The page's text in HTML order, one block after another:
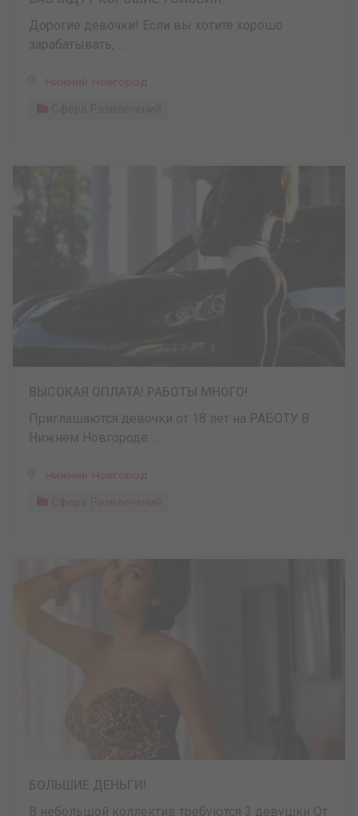
Дорогие девочки! Если вы хотите хорошо
зарабатывать, ...
Нижний Новгород
Сфера Развлечений
Приглашаются девочки от 18 лет на РАБОТУ В
Нижнем Новгороде. ...
Нижний Новгород
Сфера Развлечений
В небольшой коллектив требуются 3 девушки От